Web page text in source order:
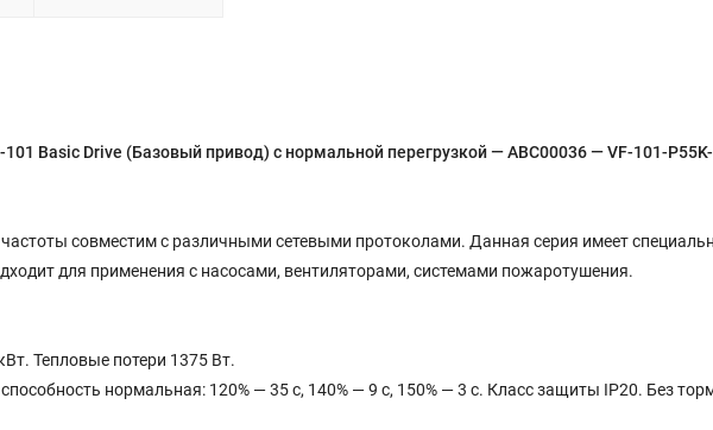
101 Basic Drive (Базовый привод) с нормальной перегрузкой — ABC00036 — VF-101-
совместим с различными сетевыми протоколами. Данная серия имеет
для применения с насосами, вентиляторами, системами пожаротушения.
Тепловые потери 1375 Вт.
нормальная: 120% — 35 с, 140% — 9 с, 150% — 3 с. Класс защиты IP20. Без